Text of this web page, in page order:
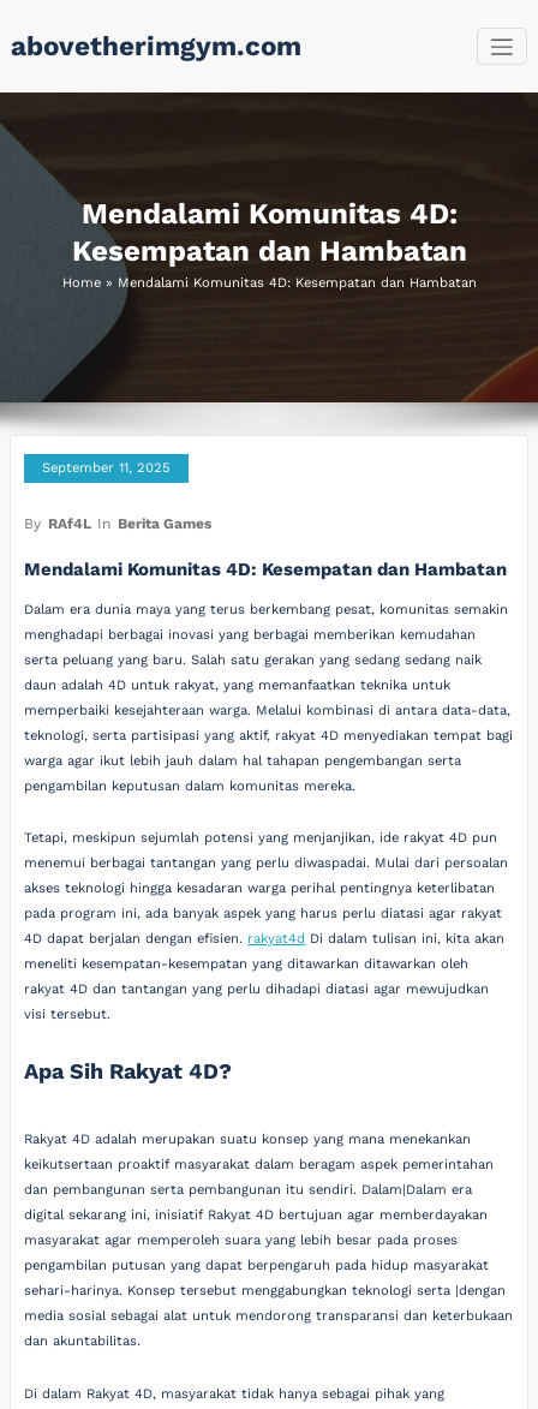
abovetherimgym.com
Mendalami Komunitas 4D:
Kesempatan dan Hambatan
Home» Mendalami Komunitas 4D: Kesempatan dan Hambatan
September 11, 2025
By RAf4L In Berita Games
Mendalami Komunitas 4D: Kesempatan dan Hambatan
Dalam era dunia maya yang terus berkembang pesat, komunitas semakin
menghadapi berbagai inovasi yang berbagai memberikan kemudahan
serta peluang yang baru. Salah satu gerakan yang sedang sedang naik
daun adalah 4D untuk rakyat, yang memanfaatkan teknika untuk
memperbaiki kesejahteraan warga. Melalui kombinasi di antara data-data,
teknologi, serta partisipasi yang aktif, rakyat 4D menyediakan tempat bagi
warga agar ikut lebih jauh dalam hal tahapan pengembangan serta
pengambilan keputusan dalam komunitas mereka.
Tetapi, meskipun sejumlah potensi yang menjanjikan, ide rakyat 4D pun
menemui berbagai tantangan yang perlu diwaspadai. Mulai dari persoalan
akses teknologi hingga kesadaran warga perihal pentingnya keterlibatan
pada program ini, ada banyak aspek yang harus perlu diatasi agar rakyat
4D dapat berjalan dengan efisien. rakyat4d Di dalam tulisan ini, kita akan
meneliti kesempatan-kesempatan yang ditawarkan ditawarkan oleh
rakyat 4D dan tantangan yang perlu dihadapi diatasi agar mewujudkan
visi tersebut.
Apa Sih Rakyat 4D?
Rakyat 4D adalah merupakan suatu konsep yang mana menekankan
keikutsertaan proaktif masyarakat dalam beragam aspek pemerintahan
dan pembangunan serta pembangunan itu sendiri. Dalam|Dalam era
digital sekarang ini, inisiatif Rakyat 4D bertujuan agar memberdayakan
masyarakat agar memperoleh suara yang lebih besar pada proses
pengambilan putusan yang dapat berpengaruh pada hidup masyarakat
sehari-harinya. Konsep tersebut menggabungkan teknologi serta |dengan
media sosial sebagai alat untuk mendorong transparansi dan keterbukaan
dan akuntabilitas.
Di dalam Rakyat 4D, masyarakat tidak hanya sebagai pihak yang